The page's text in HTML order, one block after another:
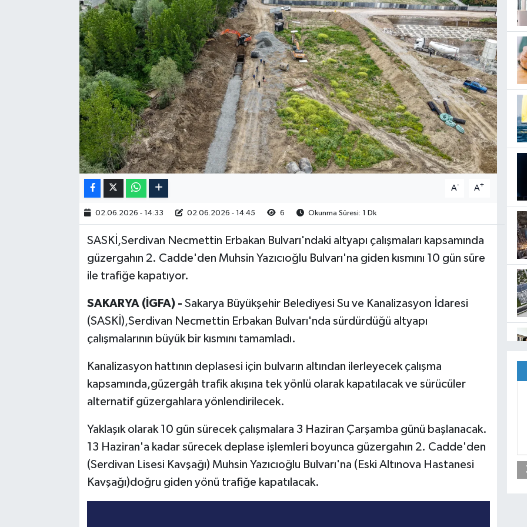
A- A+
02.06.2026 - 14:33 02.06.2026 - 14:45 6 Okunma Süresi: 1 Dk
SASKİ,Serdivan Necmettin Erbakan Bulvarı'ndaki altyapı çalışmaları kapsamında
güzergahın 2. Cadde'den Muhsin Yazıcıoğlu Bulvarı'na giden kısmını 10 gün süre
ile trafiğe kapatıyor.
SAKARYA (İGFA) - Sakarya Büyükşehir Belediyesi Su ve Kanalizasyon İdaresi
(SASKİ),Serdivan Necmettin Erbakan Bulvarı'nda sürdürdüğü altyapı
çalışmalarının büyük bir kısmını tamamladı.
Kanalizasyon hattının deplasesi için bulvarın altından ilerleyecek çalışma
kapsamında,güzergâh trafik akışına tek yönlü olarak kapatılacak ve sürücüler
alternatif güzergahlara yönlendirilecek.
Yaklaşık olarak 10 gün sürecek çalışmalara 3 Haziran Çarşamba günü başlanacak.
13 Haziran'a kadar sürecek deplase işlemleri boyunca güzergahın 2. Cadde'den
(Serdivan Lisesi Kavşağı) Muhsin Yazıcıoğlu Bulvarı'na (Eski Altınova Hastanesi
Kavşağı)doğru giden yönü trafiğe kapatılacak.
RESMİ İLAN